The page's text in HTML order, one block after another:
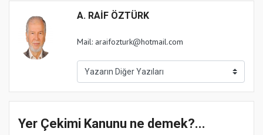
A. RAIF ÖZTÜRK
Mail: araifozturk@hotmail.com
Yer Çekimi Kanunu ne demek?...